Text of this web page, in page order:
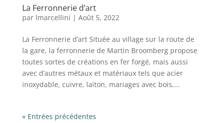
La Ferronnerie d’art
par lmarcellini | Août 5, 2022
La Ferronnerie d’art Située au village sur la route de
la gare, la ferronnerie de Martin Broomberg propose
toutes sortes de créations en fer forgé, mais aussi
avec d’autres métaux et matériaux tels que acier
inoxydable, cuivre, laiton, mariages avec bois,...
« Entrées précédentes